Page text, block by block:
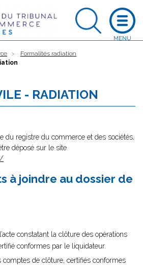
Formalités radiation
- RADIATION
du registre du commerce et des sociétés,
déposé sur le site
à joindre au dossier de
constatant la clôture des opérations
conformes par le liquidateur.
comptes de clôture, certifiés conformes